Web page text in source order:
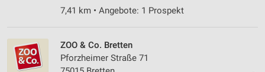
7,41 km • Angebote: 1 Prospekt
ZOO & Co. Bretten
Pforzheimer Straße 71
Verwendung genauer Standortdaten
Geräte anhand von aktiv angeforderten